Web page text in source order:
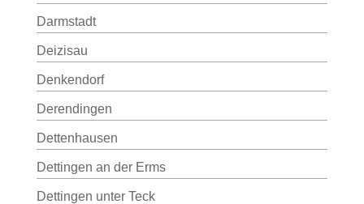
Darmstadt
Deizisau
Denkendorf
Derendingen
Dettenhausen
Dettingen an der Erms
Dettingen unter Teck